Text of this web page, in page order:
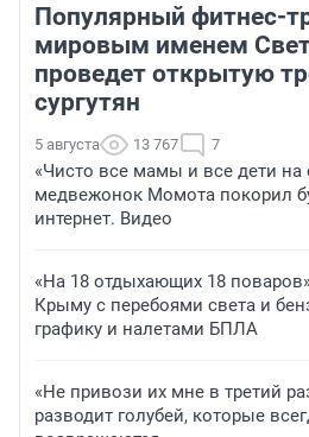
Популярный фитнес-
мировым именем
проведет открытую
сургутян
5 августа 13 767 7
«Чисто все мамы и все дети на
медвежонок Момота покорил
интернет. Видео
«На 18 отдыхающих 18
Крыму с перебоями света и
графику и налетами БПЛА
«Не привози их мне в третий
разводит голубей, которые